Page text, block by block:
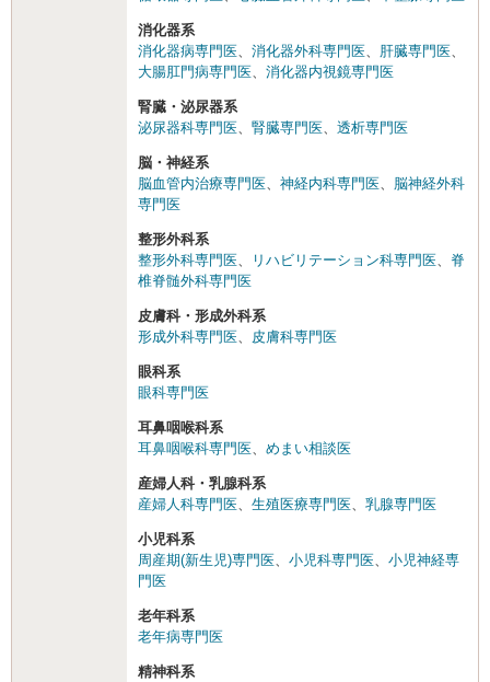
消化器系
消化器病専門医
消化器外科専門医 肝臓専門医
大腸肛門病専門医
消化器内視鏡専門医
腎臓・泌尿器系
泌尿器科専門医
腎臓専門医 透析専門医
脳・神経系
脳血管内治療専門医
神経内科専門医
脳神経外科
専門医
整形外科系
整形外科専門医
リハビリテーション科専門医
脊
椎脊髄外科専門医
皮膚科・形成外科系
形成外科専門医
皮膚科専門医
眼科系
眼科専門医
耳鼻咽喉科系
耳鼻咽喉科専門医
めまい相談医
産婦人科・乳腺科系
産婦人科専門医
生殖医療専門医 乳腺専門医
小児科系
周産期(新生児)専門医
小児科専門医
小児神経専
門医
老年科系
老年病専門医
精神科系